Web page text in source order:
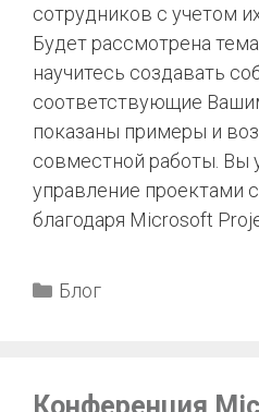
сотрудников с учетом
Будет рассмотрена
научитесь создавать
соответствующие
показаны примеры и
совместной работы. Вы
управление проектами
благодаря Microsoft
Блог
Конференция